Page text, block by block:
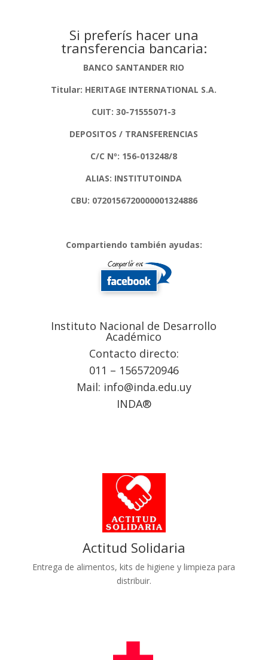
Si preferís hacer una
transferencia bancaria:
BANCO SANTANDER RIO
Titular: HERITAGE INTERNATIONAL S.A.
CUIT: 30-71555071-3
DEPOSITOS / TRANSFERENCIAS
C/C Nº: 156-013248/8
ALIAS: INSTITUTOINDA
CBU: 0720156720000001324886
Compartiendo también ayudas:
Instituto Nacional de Desarrollo
Académico
Contacto directo:
011 – 1565720946
Mail: info@inda.edu.uy
INDA®
Actitud Solidaria
Entrega de alimentos, kits de higiene y limpieza para
distribuir.